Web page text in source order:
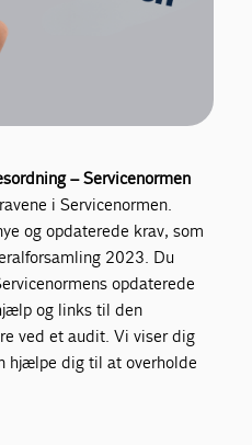
– Servicenormen
i Servicenormen.
og opdaterede krav, som
2023. Du
opdaterede
og links til den
ved et audit. Vi viser dig
hjælpe dig til at overholde